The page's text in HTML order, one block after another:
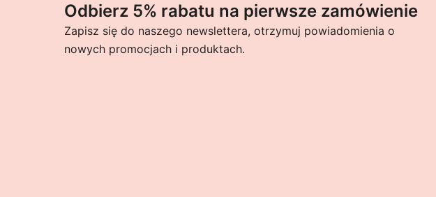
Odbierz 5% rabatu na pierwsze zamówienie
Zapisz się do naszego newslettera, otrzymuj powiadomienia o
nowych promocjach i produktach.